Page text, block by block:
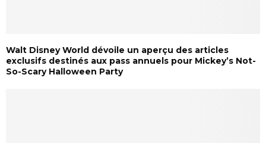
Walt Disney World dévoile un aperçu des articles
exclusifs destinés aux pass annuels pour Mickey’s Not-
So-Scary Halloween Party